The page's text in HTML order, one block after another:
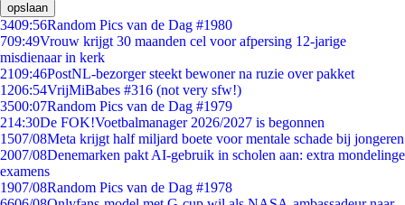
opslaan
3409:56Random Pics van de Dag #1980
709:49Vrouw krijgt 30 maanden cel voor afpersing 12-jarige
misdienaar in kerk
2109:46PostNL-bezorger steekt bewoner na ruzie over pakket
1206:54VrijMiBabes #316 (not very sfw!)
3500:07Random Pics van de Dag #1979
214:30De FOK!Voetbalmanager 2026/2027 is begonnen
1507/08Meta krijgt half miljard boete voor mentale schade bij jongeren
2007/08Denemarken pakt AI-gebruik in scholen aan: extra mondelinge
examens
1907/08Random Pics van de Dag #1978